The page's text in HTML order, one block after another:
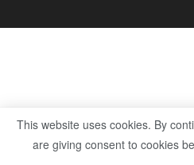
This website uses cookies. By
are giving consent to cookies